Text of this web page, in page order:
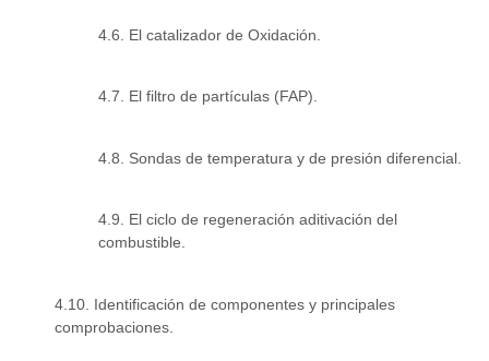
4.6. El catalizador de Oxidación.
4.7. El filtro de partículas (FAP).
4.8. Sondas de temperatura y de presión diferencial.
4.9. El ciclo de regeneración aditivación del
combustible.
4.10. Identificación de componentes y principales
comprobaciones.